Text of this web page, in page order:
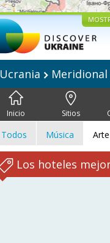
Ucrania Meridional
Inicio Sitios
Todos Música Arte
Los hoteles